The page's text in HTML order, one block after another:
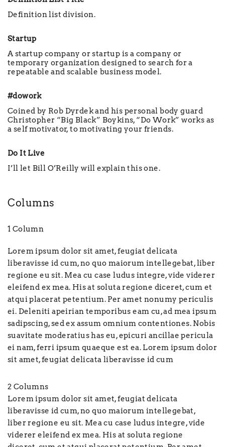
Definition list division.
Startup
A startup company or startup is a company or
temporary organization designed to search for a
repeatable and scalable business model.
#dowork
Coined by Rob Dyrdek and his personal body guard
Christopher “Big Black” Boykins, “Do Work” works as
a self motivator, to motivating your friends.
Do It Live
I’ll let Bill O’Reilly willexplainthis one.
Columns
1 Column
Lorem ipsum dolor sit amet, feugiat delicata
liberavisse id cum, no quo maiorum intellegebat, liber
regione eu sit. Mea cu case ludus integre, vide viderer
eleifend ex mea. His at soluta regione diceret, cum et
atqui placerat petentium. Per amet nonumy periculis
ei. Deleniti apeirian temporibus eam cu, ad mea ipsum
sadipscing, sed ex assum omnium contentiones. Nobis
suavitate moderatius has eu, epicuri ancillae pericula
ei nam, ferri ipsum quaeque est ea. Lorem ipsum dolor
sit amet, feugiat delicata liberavisse id cum
2 Columns
Lorem ipsum dolor sit amet, feugiat delicata
liberavisse id cum, no quo maiorum intellegebat,
liber regione eu sit. Mea cu case ludus integre, vide
viderer eleifend ex mea. His at soluta regione